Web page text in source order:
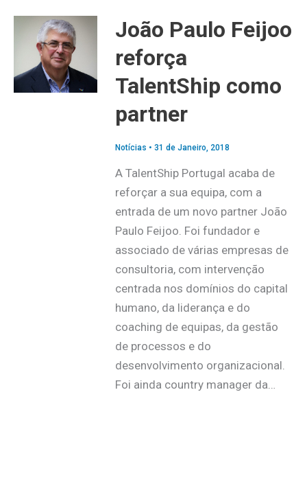
João Paulo Feijoo
reforça
TalentShip como
partner
Notícias • 31 de Janeiro, 2018
A TalentShip Portugal acaba de
reforçar a sua equipa, com a
entrada de um novo partner João
Paulo Feijoo. Foi fundador e
associado de várias empresas de
consultoria, com intervenção
centrada nos domínios do capital
humano, da liderança e do
coaching de equipas, da gestão
de processos e do
desenvolvimento organizacional.
Foi ainda country manager da…